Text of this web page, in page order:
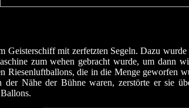
Geisterschiff mit zerfetzten Segeln. Dazu
zum wehen gebracht wurde, um dann
Riesenluftballons, die in die Menge geworfen
der Nähe der Bühne waren, zerstörte er sie